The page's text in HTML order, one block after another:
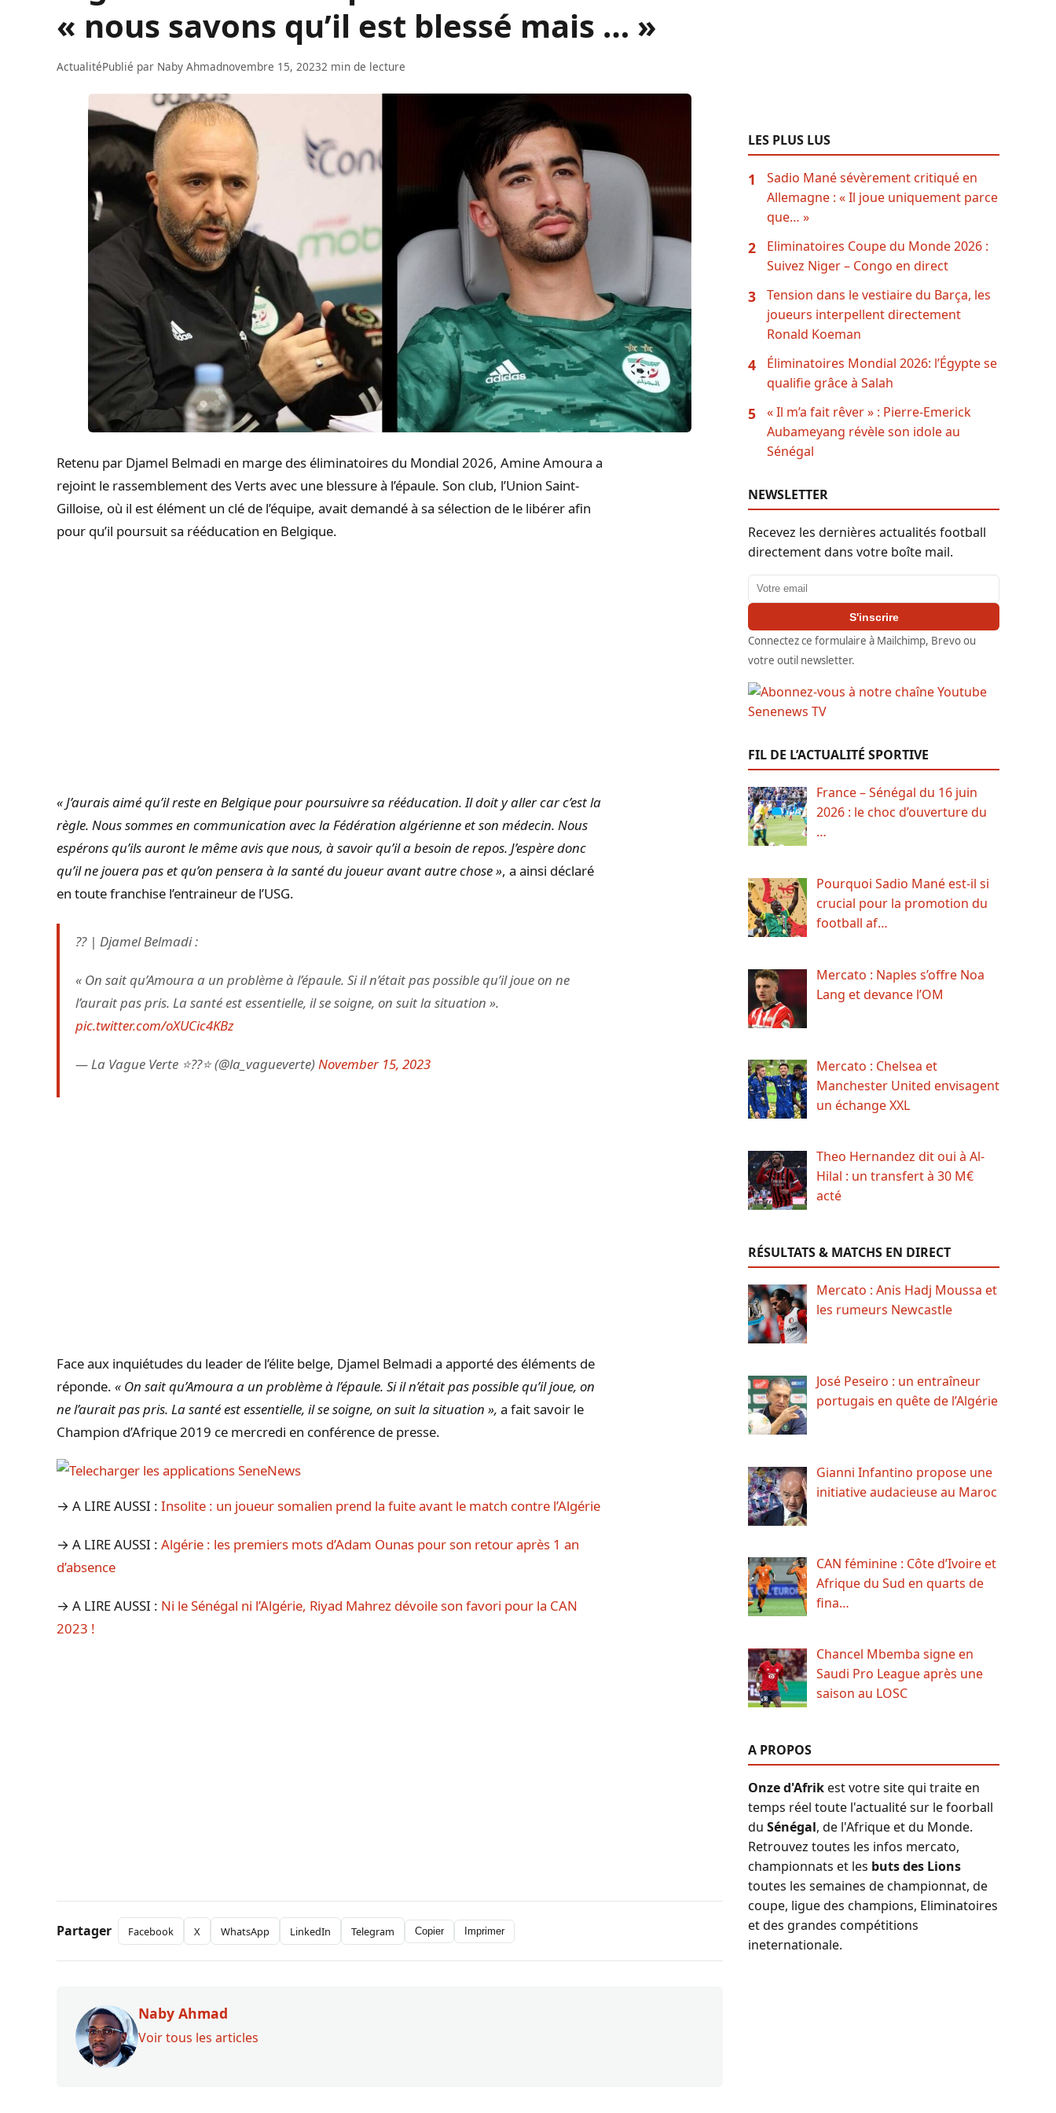
« nous savons qu’il est blessé mais … »
ActualitéPublié par Naby Ahmadnovembre 15, 20232 min de lecture
Retenu par Djamel Belmadi en marge des éliminatoires du Mondial 2026, Amine Amoura a
rejoint le rassemblement des Verts avec une blessure à l’épaule. Son club, l’Union Saint-
Gilloise, où il est élément un clé de l’équipe, avait demandé à sa sélection de le libérer afin
pour qu’il poursuit sa rééducation en Belgique.
« J’aurais aimé qu’il reste en Belgique pour poursuivre sa rééducation. Il doit y aller car c’est la
règle. Nous sommes en communication avec la Fédération algérienne et son médecin. Nous
espérons qu’ils auront le même avis que nous, à savoir qu’il a besoin de repos. J’espère donc
qu’il ne jouera pas et qu’on pensera à la santé du joueur avant autre chose », a ainsi déclaré
en toute franchise l’entraineur de l’USG.
??️ | Djamel Belmadi :
« On sait qu’Amoura a un problème à l’épaule. Si il n’était pas possible qu’il joue on ne
l’aurait pas pris. La santé est essentielle, il se soigne, on suit la situation ».
pic.twitter.com/oXUCic4KBz
— La Vague Verte ⭐️??⭐️ (@la_vagueverte)November 15, 2023
Face aux inquiétudes du leader de l’élite belge, Djamel Belmadi a apporté des éléments de
réponde. « On sait qu’Amoura a un problème à l’épaule. Si il n’était pas possible qu’il joue, on
ne l’aurait pas pris. La santé est essentielle, il se soigne, on suit la situation », a fait savoir le
Champion d’Afrique 2019 ce mercredi en conférence de presse.
→ A LIRE AUSSI : Insolite : un joueur somalien prend la fuite avant le match contre l’Algérie
→ A LIRE AUSSI : Algérie : les premiers mots d’Adam Ounas pour son retour après 1 an
d’absence
→ A LIRE AUSSI : Ni le Sénégal ni l’Algérie, Riyad Mahrez dévoile son favori pour la CAN
2023 !
Partager Facebook X WhatsApp LinkedIn Telegram Copier Imprimer
Naby Ahmad
Voir tous les articles
LES PLUS LUS
1
Sadio Mané sévèrement critiqué en
Allemagne : « Il joue uniquement parce
que… »
2
Eliminatoires Coupe du Monde 2026 :
Suivez Niger – Congo en direct
3
Tension dans le vestiaire du Barça, les
joueurs interpellent directement
Ronald Koeman
4
Éliminatoires Mondial 2026: l’Égypte se
qualifie grâce à Salah
5
« Il m’a fait rêver » : Pierre-Emerick
Aubameyang révèle son idole au
Sénégal
NEWSLETTER
Recevez les dernières actualités football
directement dans votre boîte mail.
Adresse email
S'inscrire
Connectez ce formulaire à Mailchimp, Brevo ou
votre outil newsletter.
FIL DE L’ACTUALITÉ SPORTIVE
France – Sénégal du 16 juin
2026 : le choc d’ouverture du
…
Pourquoi Sadio Mané est-il si
crucial pour la promotion du
football af…
Mercato : Naples s’offre Noa
Lang et devance l’OM
Mercato : Chelsea et
Manchester United envisagent
un échange XXL
Theo Hernandez dit oui à Al-
Hilal : un transfert à 30 M€
acté
RÉSULTATS & MATCHS EN DIRECT
Mercato : Anis Hadj Moussa et
les rumeurs Newcastle
José Peseiro : un entraîneur
portugais en quête de l’Algérie
Gianni Infantino propose une
initiative audacieuse au Maroc
CAN féminine : Côte d’Ivoire et
Afrique du Sud en quarts de
fina…
Chancel Mbemba signe en
Saudi Pro League après une
saison au LOSC
A PROPOS
Onze d'Afrikest votre site qui traite en
temps réel toute l'actualité sur le foorball
du Sénégal, de l'Afrique et du Monde.
Retrouvez toutes les infos mercato,
championnats et les buts des Lions
toutes les semaines de championnat, de
coupe, ligue des champions, Eliminatoires
et des grandes compétitions
ineternationale.